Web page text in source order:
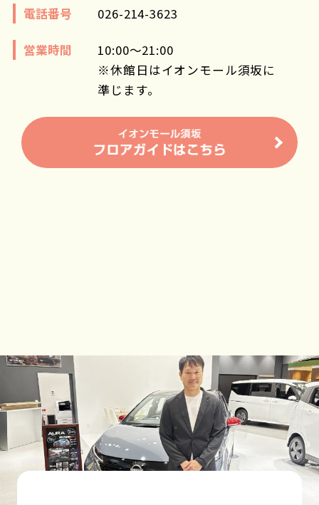
電話番号 026-214-3623
営業時間
10:00～21:00
※休館日はイオンモール須坂に
準じます。